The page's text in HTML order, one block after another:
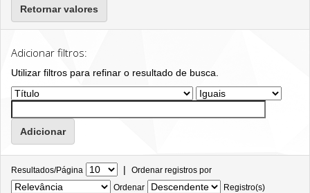
Retornar valores
Adicionar filtros:
Utilizar filtros para refinar o resultado de busca.
Resultados/Página | Ordenar registros por
Ordenar
Registro(s)